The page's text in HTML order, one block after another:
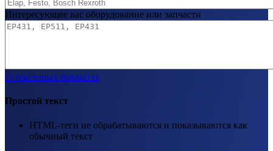
Интересующее вас оборудование или запчасти
О текстовых форматах
Простой текст
HTML-теги не обрабатываются и показываются как
обычный текст